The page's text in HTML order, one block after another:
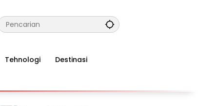
Tehnologi Destinasi